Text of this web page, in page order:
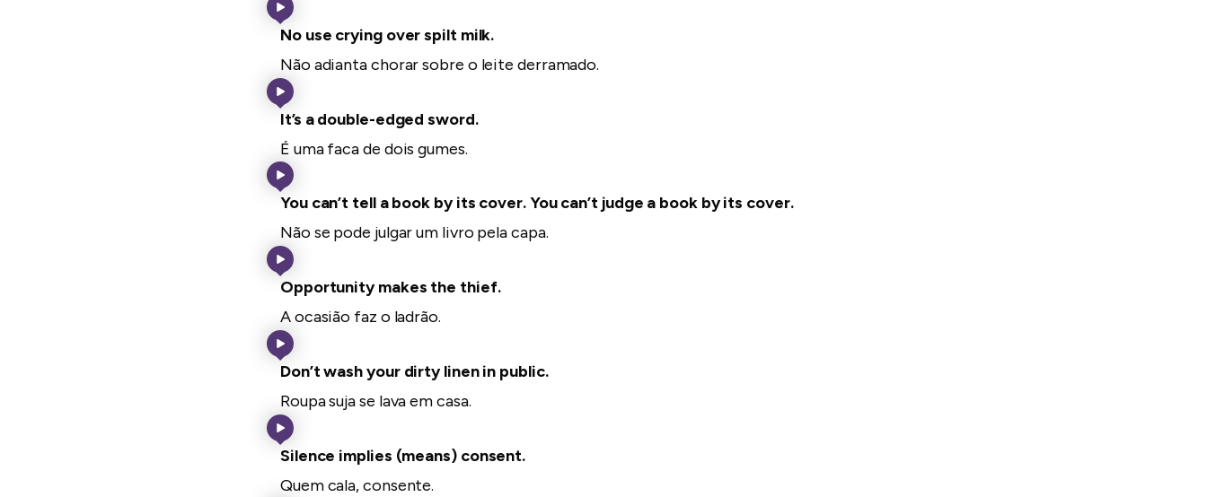
No use crying over spilt milk.
Não adianta chorar sobre o leite derramado.
It’s a double-edged sword.
É uma faca de dois gumes.
You can’t tell a book by its cover. You can’t judge a book by its cover.
Não se pode julgar um livro pela capa.
Opportunity makes the thief.
A ocasião faz o ladrão.
Don’t wash your dirty linen in public.
Roupa suja se lava em casa.
Silence implies (means) consent.
Quem cala, consente.